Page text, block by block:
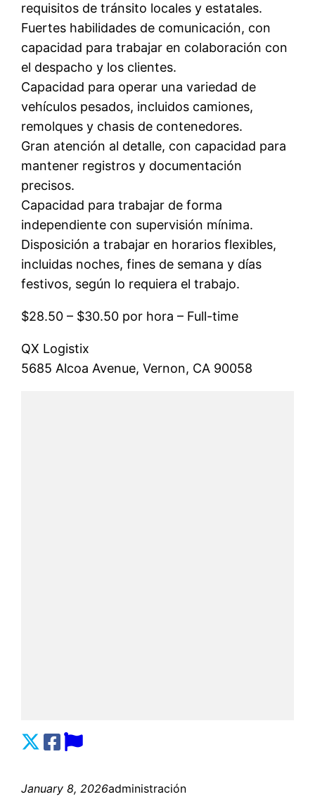
requisitos de tránsito locales y estatales.
Fuertes habilidades de comunicación, con
capacidad para trabajar en colaboración con
el despacho y los clientes.
Capacidad para operar una variedad de
vehículos pesados, incluidos camiones,
remolques y chasis de contenedores.
Gran atención al detalle, con capacidad para
mantener registros y documentación
precisos.
Capacidad para trabajar de forma
independiente con supervisión mínima.
Disposición a trabajar en horarios flexibles,
incluidas noches, fines de semana y días
festivos, según lo requiera el trabajo.
$28.50 – $30.50 por hora – Full-time
QX Logistix
5685 Alcoa Avenue, Vernon, CA 90058
January 8, 2026administración